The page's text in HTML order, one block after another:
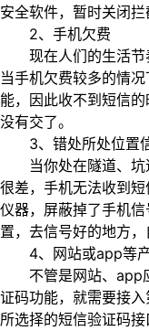
安全软件，暂时关闭拦
2、手机欠费
现在人们的生活节
当手机欠费较多的情
能，因此收不到短信
没有交了。
3、错处所处位置
当你处在隧道、坑
很差，手机无法收到
仪器，屏蔽掉了手机
置，去信号好的地方，
4、网站或app等产
不管是网站、app应
证码功能，就需要接
所选择的短信验证码